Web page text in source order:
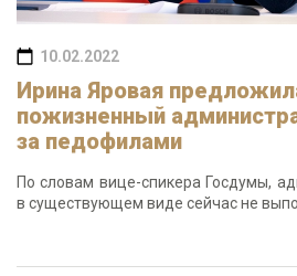
10.02.2022
Ирина Яровая
пожизненный
за педофилами
По словам вице-спикера Госдумы,
в существующем виде сейчас не